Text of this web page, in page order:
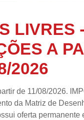
LIVRES -
A
2026
de 11/08/2026.
da Matriz de
oferta permanente